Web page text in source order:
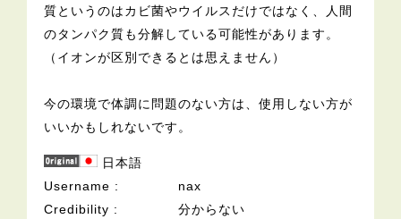
質というのはカビ菌やウイルスだけではなく、人間
のタンパク質も分解している可能性があります。
（イオンが区別できるとは思えません）
今の環境で体調に問題のない方は、使用しない方が
いいかもしれないです。
日本語
Username
nax
Credibility
分からない